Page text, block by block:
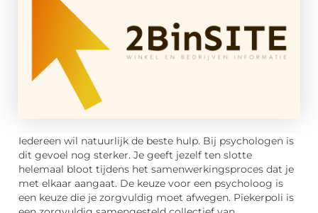
Iedereen wil natuurlijk de beste hulp. Bij psychologen is
dit gevoel nog sterker. Je geeft jezelf ten slotte
helemaal bloot tijdens het samenwerkingsproces dat je
met elkaar aangaat. De keuze voor een psycholoog is
een keuze die je zorgvuldig moet afwegen. Piekerpoli is